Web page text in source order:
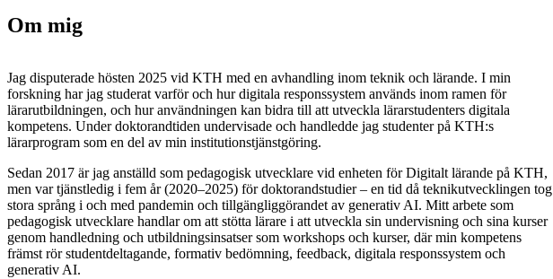
Om mig
Jag disputerade hösten 2025 vid KTH med en avhandling inom teknik och lärande. I min
forskning har jag studerat varför och hur digitala responssystem används inom ramen för
lärarutbildningen, och hur användningen kan bidra till att utveckla lärarstudenters digitala
kompetens. Under doktorandtiden undervisade och handledde jag studenter på KTH:s
lärarprogram som en del av min institutionstjänstgöring.
Sedan 2017 är jag anställd som pedagogisk utvecklare vid enheten för Digitalt lärande på KTH,
men var tjänstledig i fem år (2020–2025) för doktorandstudier – en tid då teknikutvecklingen tog
stora språng i och med pandemin och tillgängliggörandet av generativ AI. Mitt arbete som
pedagogisk utvecklare handlar om att stötta lärare i att utveckla sin undervisning och sina kurser
genom handledning och utbildningsinsatser som workshops och kurser, där min kompetens
främst rör studentdeltagande, formativ bedömning, feedback, digitala responssystem och
generativ AI.